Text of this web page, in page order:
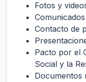
Fotos y
Comunicados
Contacto de
Pacto por el
Social y la
Documentos